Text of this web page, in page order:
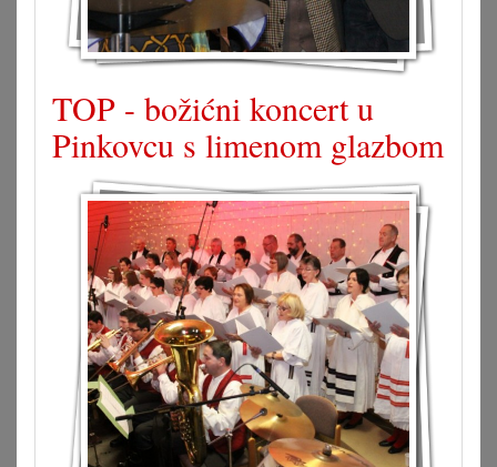
TOP - božićni koncert u
Pinkovcu s limenom glazbom